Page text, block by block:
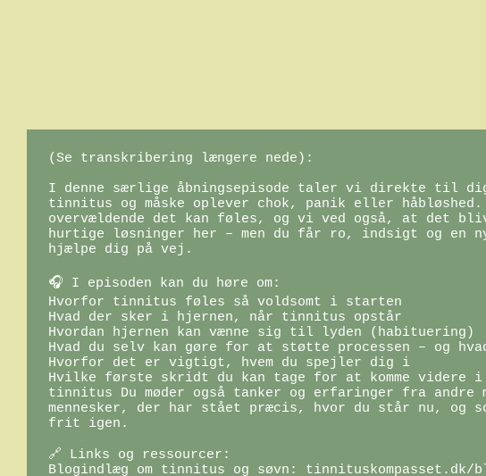
(Se transkribering længere nede):
I denne særlige åbningsepisode taler vi direkte til
tinnitus og måske oplever chok, panik eller
overvældende det kan føles, og vi ved også, at det
hurtige løsninger her – men du får ro, indsigt og en
hjælpe dig på vej.
🎧 I episoden kan du høre om:
Hvorfor tinnitus føles så voldsomt i starten
Hvad der sker i hjernen, når tinnitus opstår
Hvordan hjernen kan vænne sig til lyden (habituering)
Hvad du selv kan gøre for at støtte processen – og
Hvorfor det er vigtigt, hvem du spejler dig i
Hvilke første skridt du kan tage for at komme videre
tinnitus Du møder også tanker og erfaringer fra andre
mennesker, der har stået præcis, hvor du står nu, og
frit igen.
🔗 Links og ressourcer:
Blogindlæg om tinnitus og søvn: tinnituskompasset.dk/